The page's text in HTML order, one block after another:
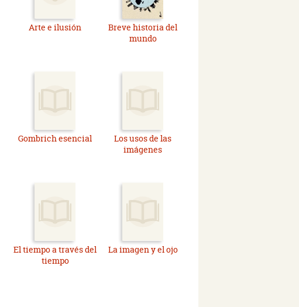
Arte e ilusión
Breve historia del
mundo
Gombrich esencial
Los usos de las
imágenes
El tiempo a través del
tiempo
La imagen y el ojo